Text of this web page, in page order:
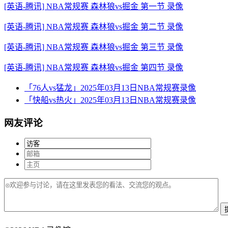
[英语-腾讯] NBA常规赛 森林狼vs掘金 第一节 录像
[英语-腾讯] NBA常规赛 森林狼vs掘金 第二节 录像
[英语-腾讯] NBA常规赛 森林狼vs掘金 第三节 录像
[英语-腾讯] NBA常规赛 森林狼vs掘金 第四节 录像
「76人vs猛龙」2025年03月13日NBA常规赛录像
「快船vs热火」2025年03月13日NBA常规赛录像
网友评论